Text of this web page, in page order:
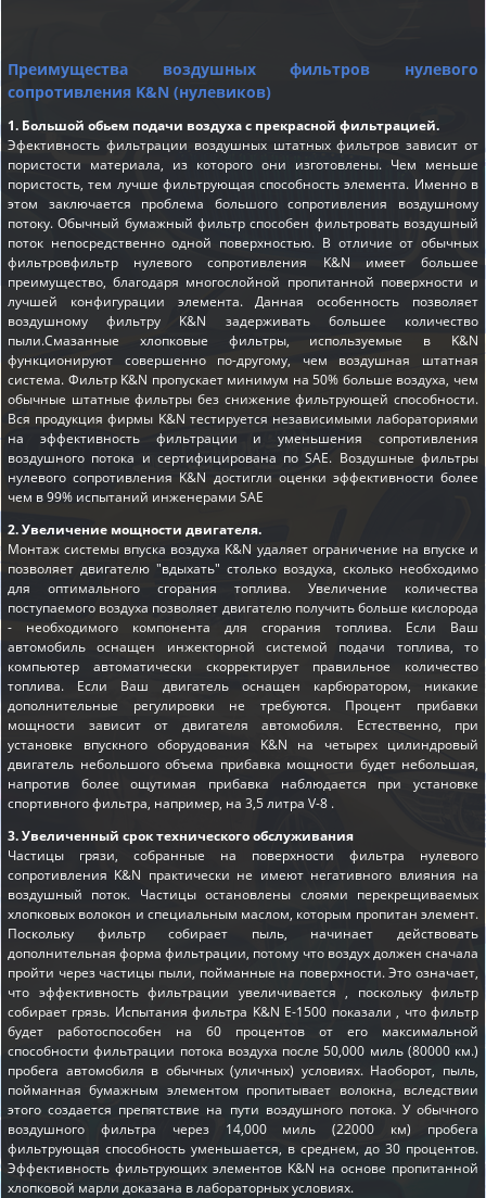
Преимущества воздушных фильтров нулевого
сопротивления K&N (нулевиков)
1. Большой обьем подачи воздуха с прекрасной фильтрацией.
Эфективность фильтрации воздушных штатных фильтров зависит от
пористости материала, из которого они изготовлены. Чем меньше
пористость, тем лучше фильтрующая способность элемента. Именно в
этом заключается проблема большого сопротивления воздушному
потоку. Обычный бумажный фильтр способен фильтровать воздушный
поток непосредственно одной поверхностью. В отличие от обычных
фильтровфильтр нулевого сопротивления K&N имеет большее
преимущество, благодаря многослойной пропитанной поверхности и
лучшей конфигурации элемента. Данная особенность позволяет
воздушному фильтру K&N задерживать большее количество
пыли.Смазанные хлопковые фильтры, используемые в K&N
функционируют совершенно по-другому, чем воздушная штатная
система. Фильтр K&N пропускает минимум на 50% больше воздуха, чем
обычные штатные фильтры без снижение фильтрующей способности.
Вся продукция фирмы K&N тестируется независимыми лабораториями
на эффективность фильтрации и уменьшения сопротивления
воздушного потока и сертифицирована по SAE. Воздушные фильтры
нулевого сопротивления K&N достигли оценки эффективности более
чем в 99% испытаний инженерами SAE
2. Увеличение мощности двигателя.
Монтаж системы впуска воздуха K&N удаляет ограничение на впуске и
позволяет двигателю "вдыхать" столько воздуха, сколько необходимо
для оптимального сгорания топлива. Увеличение количества
поступаемого воздуха позволяет двигателю получить больше кислорода
- необходимого компонента для сгорания топлива. Если Ваш
автомобиль оснащен инжекторной системой подачи топлива, то
компьютер автоматически скорректирует правильное количество
топлива. Если Ваш двигатель оснащен карбюратором, никакие
дополнительные регулировки не требуются. Процент прибавки
мощности зависит от двигателя автомобиля. Естественно, при
установке впускного оборудования K&N на четырех цилиндровый
двигатель небольшого объема прибавка мощности будет небольшая,
напротив более ощутимая прибавка наблюдается при установке
спортивного фильтра, например, на 3,5 литра V-8 .
3. Увеличенный срок технического обслуживания
Частицы грязи, собранные на поверхности фильтра нулевого
сопротивления K&N практически не имеют негативного влияния на
воздушный поток. Частицы остановлены слоями перекрещиваемых
хлопковых волокон и специальным маслом, которым пропитан элемент.
Поскольку фильтр собирает пыль, начинает действовать
дополнительная форма фильтрации, потому что воздух должен сначала
пройти через частицы пыли, пойманные на поверхности. Это означает,
что эффективность фильтрации увеличивается , поскольку фильтр
собирает грязь. Испытания фильтра K&N E-1500 показали , что фильтр
будет работоспособен на 60 процентов от его максимальной
способности фильтрации потока воздуха после 50,000 миль (80000 км.)
пробега автомобиля в обычных (уличных) условиях. Наоборот, пыль,
пойманная бумажным элементом пропитывает волокна, вследствии
этого создается препятствие на пути воздушного потока. У обычного
воздушного фильтра через 14,000 миль (22000 км) пробега
фильтрующая способность уменьшается, в среднем, до 30 процентов.
Эффективность фильтрующих элементов K&N на основе пропитанной
хлопковой марли доказана в лабораторных условиях.